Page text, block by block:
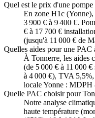
Quel est le prix d'une
En zone H1c
3 900 € à 9 400 €.
€ à 17 700 €
(jusqu'à 11 000 € de
Quelles aides pour une PAC
À Tonnerre, les aides
(de 5 000 € à 11 000
à 4 000 €), TVA
locale Yonne : MDPH
Quelle PAC choisir pour
Notre analyse
haute température